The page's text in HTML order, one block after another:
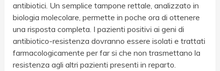
antibiotici. Un semplice tampone rettale, analizzato in
biologia molecolare, permette in poche ora di ottenere
una risposta completa. I pazienti positivi ai geni di
antibiotico-resistenza dovranno essere isolati e trattati
farmacologicamente per far si che non trasmettano la
resistenza agli altri pazienti presenti in reparto.